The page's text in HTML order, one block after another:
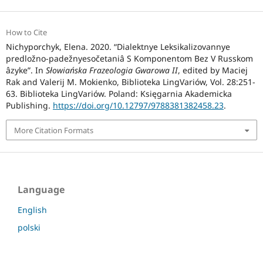
How to Cite
Nichyporchyk, Elena. 2020. “Dialektnye Leksikalizovannye
predložno-padežnyesočetaniâ S Komponentom Bez V Russkom
âzyke”. In Słowiańska Frazeologia Gwarowa II, edited by Maciej
Rak and Valerij M. Mokienko, Biblioteka LingVariów, Vol. 28:251-
63. Biblioteka LingVariów. Poland: Księgarnia Akademicka
Publishing. https://doi.org/10.12797/9788381382458.23.
More Citation Formats
Language
English
polski